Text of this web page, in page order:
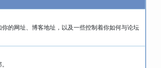
的网址、博客地址，以及一些控制着你如何与论坛